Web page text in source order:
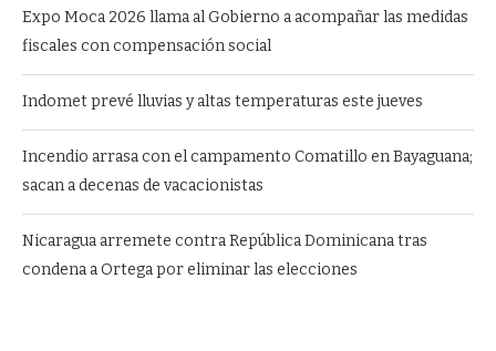
Expo Moca 2026 llama al Gobierno a acompañar las medidas
fiscales con compensación social
Indomet prevé lluvias y altas temperaturas este jueves
Incendio arrasa con el campamento Comatillo en Bayaguana;
sacan a decenas de vacacionistas
Nicaragua arremete contra República Dominicana tras
condena a Ortega por eliminar las elecciones